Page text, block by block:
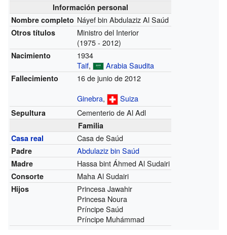
Información personal
Nombre completo Náyef bin Abdulaziz Al Saúd
Otros títulos
Ministro del Interior
(1975 - 2012)
Nacimiento
1934
Taif, Arabia Saudita
Fallecimiento
16 de junio de 2012
Ginebra, Suiza
Sepultura Cementerio de Al Adl
Familia
Casa real
Casa de Saúd
Padre Abdulaziz bin Saúd
Madre Hassa bint Áhmed Al Sudairi
Consorte Maha Al Sudairi
Hijos
Princesa Jawahir
Princesa Noura
Príncipe Saúd
Príncipe Muhámmad